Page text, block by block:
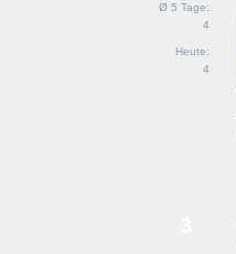
Ø 5 Tage:
4
Heute:
4